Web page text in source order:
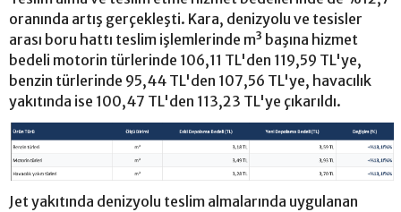
oranında artış gerçekleşti. Kara, denizyolu ve tesisler
arası boru hattı teslim işlemlerinde m³ başına hizmet
bedeli motorin türlerinde 106,11 TL'den 119,59 TL'ye,
benzin türlerinde 95,44 TL'den 107,56 TL'ye, havacılık
yakıtında ise 100,47 TL'den 113,23 TL'ye çıkarıldı.
Jet yakıtında denizyolu teslim almalarında uygulanan